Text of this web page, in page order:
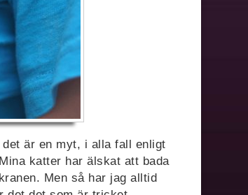
är en myt, i alla fall enligt
katter har älskat att bada
Men så har jag alltid